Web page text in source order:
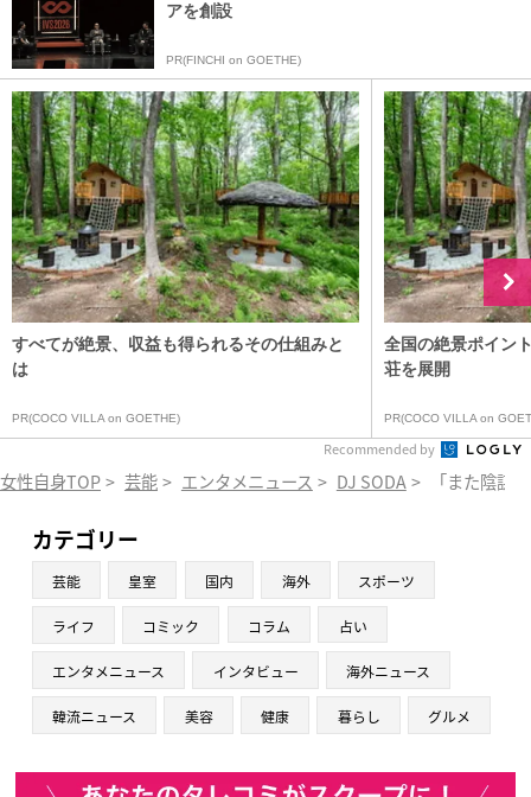
アを創設
PR(FINCHI on GOETHE)
すべてが絶景、収益も得られるその仕組みと
は
PR(COCO VILLA on GOETHE)
全国の絶景ポイン
荘を展開
PR(COCO VILLA on
Recommended by
女性自身TOP > 芸能 > エンタメニュース > DJ SODA > 「また陰謀
カテゴリー
芸能 皇室 国内 海外 スポーツ
ライフ コミック コラム 占い
エンタメニュース インタビュー 海外ニュース
韓流ニュース 美容 健康 暮らし グルメ